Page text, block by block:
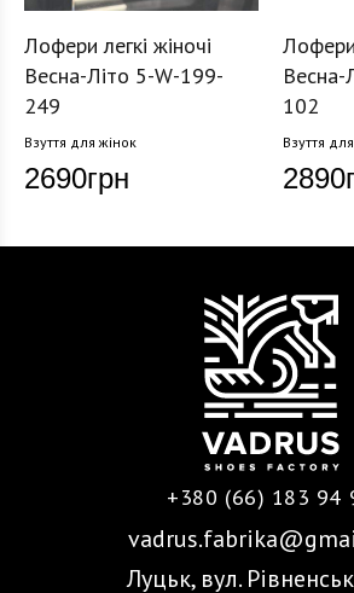
Лофери легкі жіночі
Весна-Літо 5-W-199-
249
Взуття для жінок
2690грн
Лофери
Весна-
102
Взуття
2890
+380 (66) 183 94
Луцьк, вул.